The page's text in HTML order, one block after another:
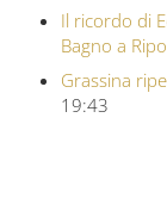
Il ricordo di
Bagno a
Grassina
19:43